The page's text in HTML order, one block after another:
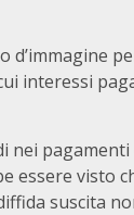
interessi
nei
essere visto
suscita